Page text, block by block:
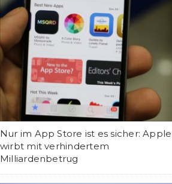
Nur im App Store ist es sicher: Apple
wirbt mit verhindertem
Milliardenbetrug